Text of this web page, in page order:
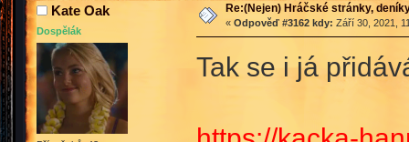
Kate Oak
Dospělák
Re:(Nejen) Hráčské stránky,
« Odpověď #3162 kdy: Září 30, 2021,
Tak se i já